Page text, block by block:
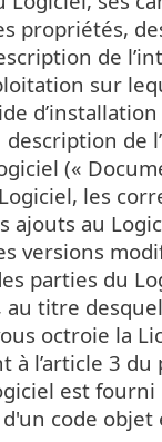
propriétés,
de
sur
de
(«
les
ajouts au
versions
parties du
titre
octroie la
à l’article 3 du
est
code objet